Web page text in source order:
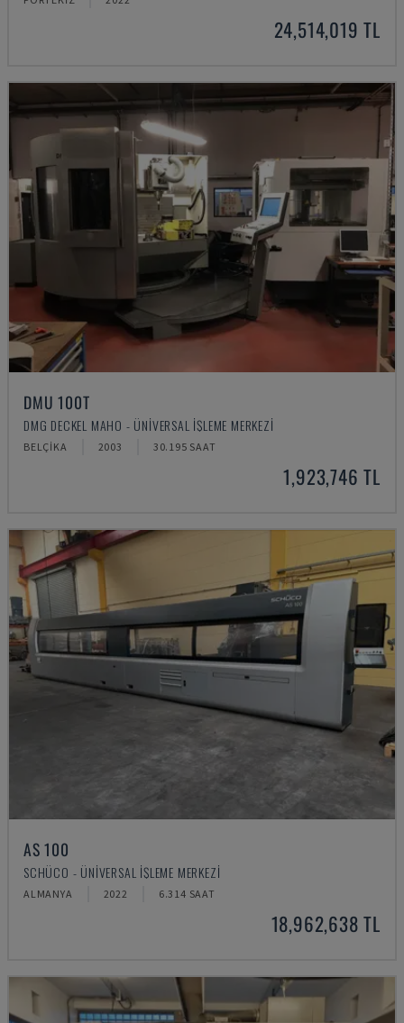
24,514,019 TL
DMU 100T
DMG DECKEL MAHO - ÜNIVERSAL İŞLEME MERKEZI
BELÇIKA 2003 30.195 SAAT
1,923,746 TL
AS 100
SCHÜCO - ÜNIVERSAL İŞLEME MERKEZI
ALMANYA 2022 6.314 SAAT
18,962,638 TL